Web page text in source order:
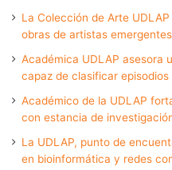
La Colección de Arte
obras de artistas
Académica UDLAP asesora
capaz de clasificar
Académico de la UDLAP
con estancia de
La UDLAP, punto de
en bioinformática y redes